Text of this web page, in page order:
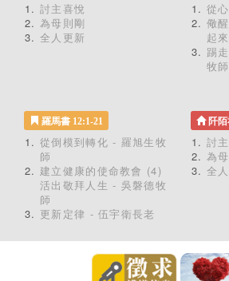
討主喜悅
為母則剛
全人更新
從
儆
起
踢
牧師
羅馬書 12:1-21
從倒模到轉化 - 羅旭生牧
師
建立健康的使命教會 (4)
活出敬拜人生 - 吳磐德牧
師
更新定律 - 伍宇衛長老
阡陌
討
為
全